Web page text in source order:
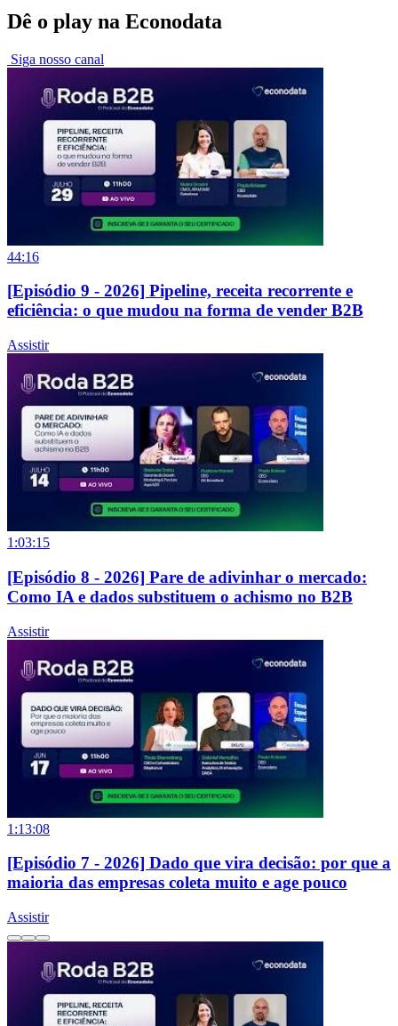
Dê o play na Econodata
Siga nosso canal
44:16
[Episódio 9 - 2026] Pipeline, receita recorrente e
eficiência: o que mudou na forma de vender B2B
Assistir
1:03:15
[Episódio 8 - 2026] Pare de adivinhar o mercado:
Como IA e dados substituem o achismo no B2B
Assistir
1:13:08
[Episódio 7 - 2026] Dado que vira decisão: por que a
maioria das empresas coleta muito e age pouco
Assistir